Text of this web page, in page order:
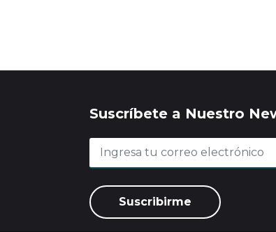
Suscríbete a Nuestro